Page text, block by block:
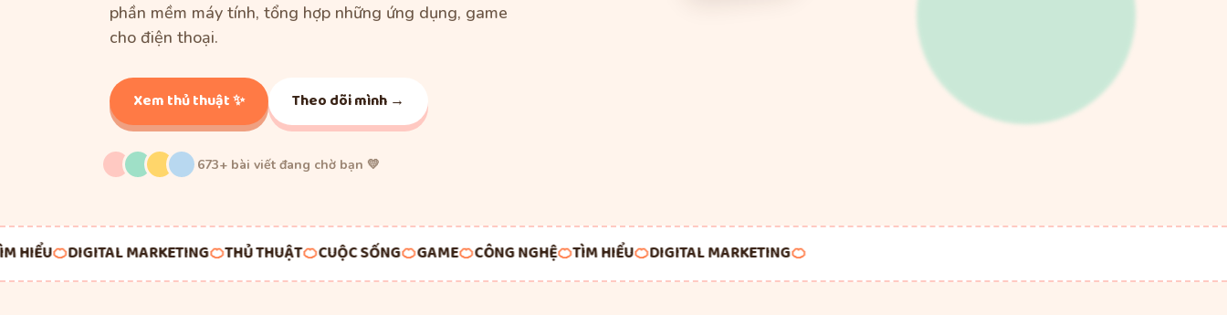
phần mềm máy tính, tổng hợp những ứng dụng, game
cho điện thoại.
Xem thủ thuật ✨ Theo dõi mình →
673+ bài viết đang chờ bạn 💛
🍊DIGITAL MARKETING🍊THỦ THUẬT🍊CUỘC SỐNG🍊GAME🍊CÔNG NGHỆ🍊TÌM HIỂU🍊DIGITAL MARKETING🍊